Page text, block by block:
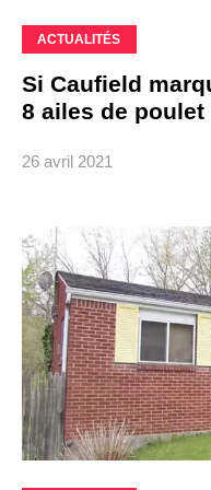
ACTUALITÉS
Si Caufield
8 ailes de poulet
26 avril 2021